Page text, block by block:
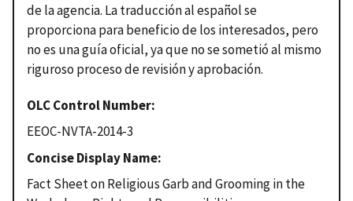
de la agencia. La traducción al español se
proporciona para beneficio de los interesados, pero
no es una guía oficial, ya que no se sometió al mismo
riguroso proceso de revisión y aprobación.
OLC Control Number
EEOC-NVTA-2014-3
Concise Display Name
Fact Sheet on Religious Garb and Grooming in the